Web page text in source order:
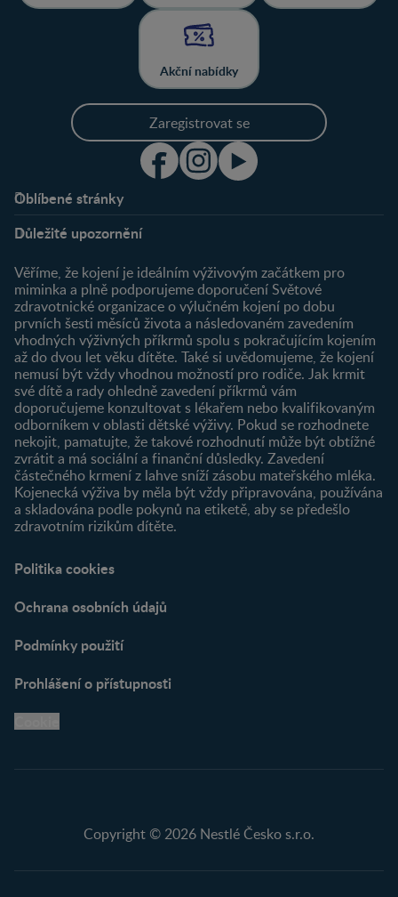
Akční nabídky
Zaregistrovat se
Oblíbené stránky
O nás
Můj účet
Registrace
Newsletter
Přihlášení
Produkty
Najít produkt
Důležité upozornění
Věříme, že kojení je ideálním výživovým začátkem pro
miminka a plně podporujeme doporučení Světové
zdravotnické organizace o výlučném kojení po dobu
prvních šesti měsíců života a následovaném zavedením
vhodných výživných příkrmů spolu s pokračujícím kojením
až do dvou let věku dítěte. Také si uvědomujeme, že kojení
nemusí být vždy vhodnou možností pro rodiče. Jak krmit
své dítě a rady ohledně zavedení příkrmů vám
doporučujeme konzultovat s lékařem nebo kvalifikovaným
odborníkem v oblasti dětské výživy. Pokud se rozhodnete
nekojit, pamatujte, že takové rozhodnutí může být obtížné
zvrátit a má sociální a finanční důsledky. Zavedení
částečného krmení z lahve sníží zásobu mateřského mléka.
Kojenecká výživa by měla být vždy připravována, používána
a skladována podle pokynů na etiketě, aby se předešlo
zdravotním rizikům dítěte.
Politika cookies
Ochrana osobních údajů
Podmínky použití
Prohlášení o přístupnosti
Copyright © 2026 Nestlé Česko s.r.o.